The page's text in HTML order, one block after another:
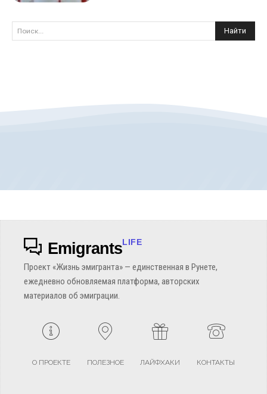
Поиск... Найти
EmigrantsLIFE
Проект «Жизнь эмигранта» — единственная в Рунете,
ежедневно обновляемая платформа, авторских
материалов об эмиграции.
О ПРОЕКТЕ ПОЛЕЗНОЕ ЛАЙФХАКИ КОНТАКТЫ